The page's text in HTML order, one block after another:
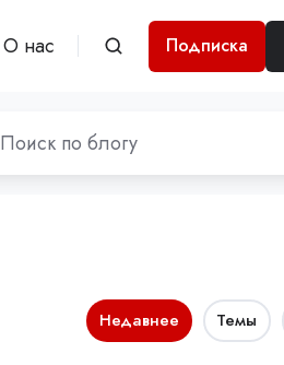
О нас Подписка
Недавнее Темы